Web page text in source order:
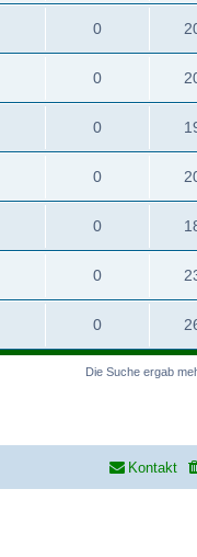
0
0
0
0
0
0
0
Die Suche ergab
Kontakt